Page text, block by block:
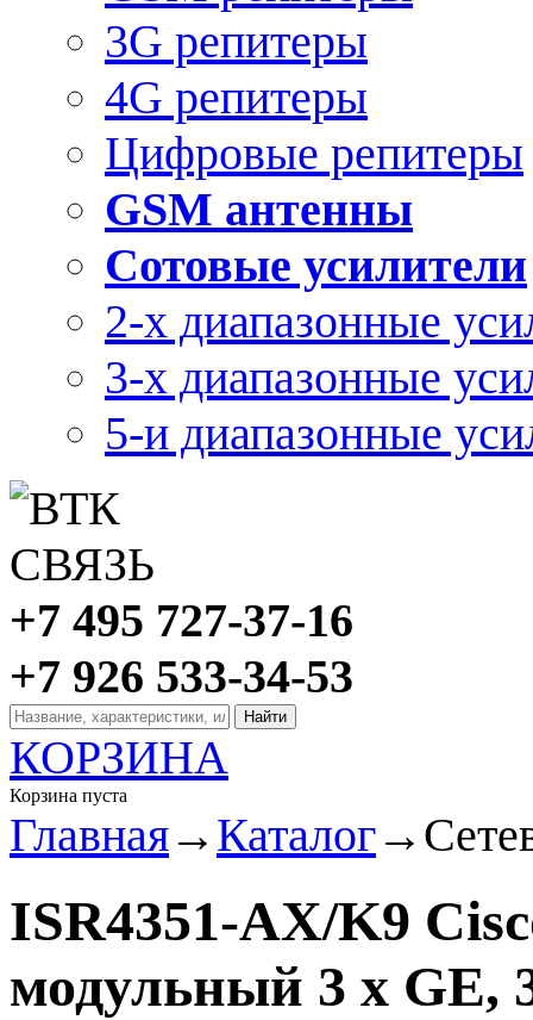
3G репитеры
4G репитеры
Цифровые репитеры
GSM антенны
Сотовые усилители
2-х диапазонные
3-х диапазонные
5-и диапазонные
+7 495 727-37-16
+7 926 533-34-53
КОРЗИНА
Корзина пуста
Главная→ Каталог→
ISR4351-AX/K9
модульный 3 x GE,